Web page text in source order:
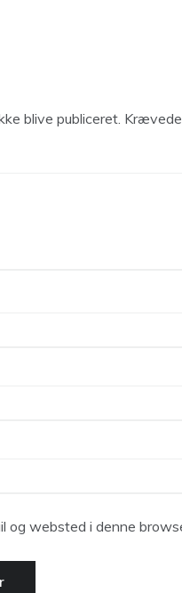
blive publiceret.
og websted i denne